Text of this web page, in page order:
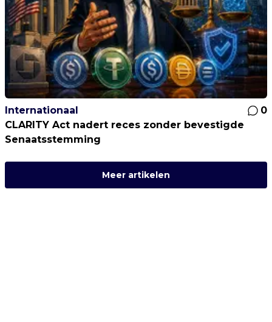
Internationaal
0
CLARITY Act nadert reces zonder bevestigde
Senaatsstemming
Meer artikelen